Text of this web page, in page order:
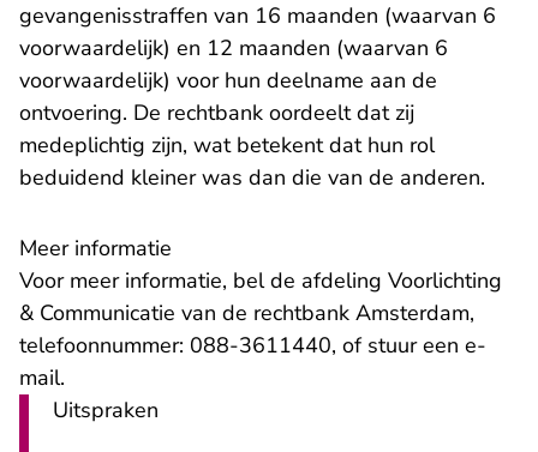
gevangenisstraffen van 16 maanden (waarvan 6
voorwaardelijk) en 12 maanden (waarvan 6
voorwaardelijk) voor hun deelname aan de
ontvoering. De rechtbank oordeelt dat zij
medeplichtig zijn, wat betekent dat hun rol
beduidend kleiner was dan die van de anderen.
Meer informatie
Voor meer informatie, bel de afdeling Voorlichting
& Communicatie van de rechtbank Amsterdam,
telefoonnummer: 088-3611440, of stuur een e-
mail- U verlaat Rechtspraak.nl
.
Uitspraken